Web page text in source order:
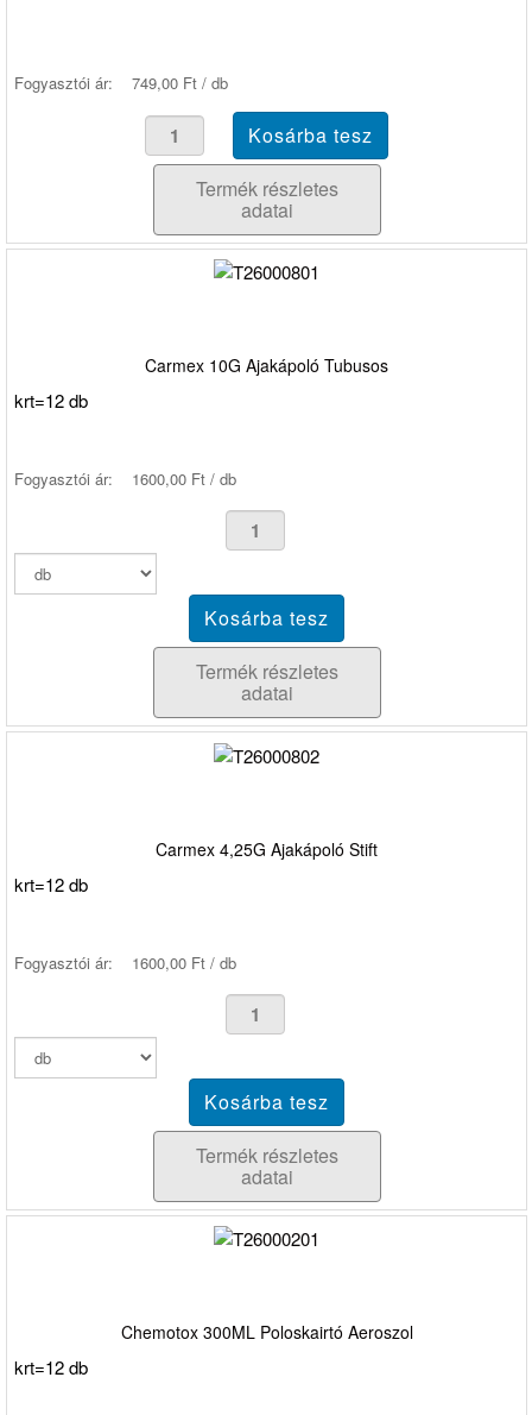
Fogyasztói ár: 749,00 Ft / db
Termék részletes
adatai
Carmex 10G Ajakápoló Tubusos
krt=12 db
Fogyasztói ár: 1600,00 Ft / db
Termék részletes
adatai
Carmex 4,25G Ajakápoló Stift
krt=12 db
Fogyasztói ár: 1600,00 Ft / db
Termék részletes
adatai
Chemotox 300ML Poloskairtó Aeroszol
krt=12 db